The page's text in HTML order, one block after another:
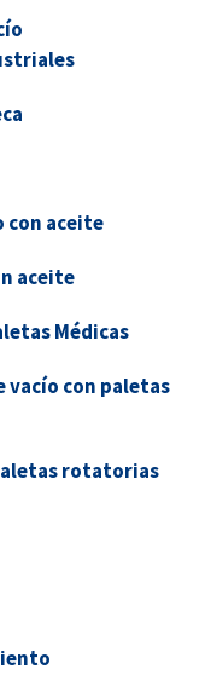
con aceite
aceite
Médicas
vacío con paletas
rotatorias